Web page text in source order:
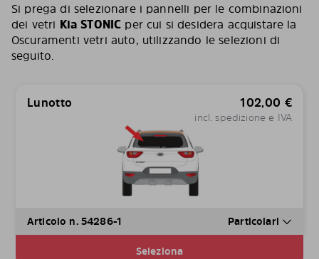
Si prega di selezionare i pannelli per le combinazioni
dei vetri Kia STONIC per cui si desidera acquistare la
Oscuramenti vetri auto, utilizzando le selezioni di
seguito.
Lunotto 102,00 €
incl. spedizione e IVA
Articolo n. 54286-1 Particolari
Seleziona